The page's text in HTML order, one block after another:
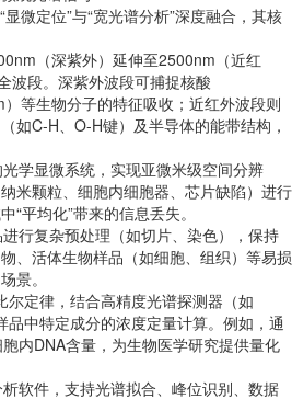
微定位”与“宽光谱分析”深度融合，其核
（深紫外）延伸至2500nm（近红
波段。深紫外波段可捕捉核酸
）等生物分子的特征吸收；近红外波段则
如C-H、O-H键）及半导体的能带结构，
学显微系统，实现亚微米级空间分辨
米颗粒、细胞内细胞器、芯片缺陷）进行
“平均化”带来的信息丢失。
行复杂预处理（如切片、染色），保持
、活体生物样品（如细胞、组织）等易损
景。
定律，结合高精度光谱探测器（如
中特定成分的浓度定量计算。例如，通
内DNA含量，为生物医学研究提供量化
软件，支持光谱拟合、峰位识别、数据